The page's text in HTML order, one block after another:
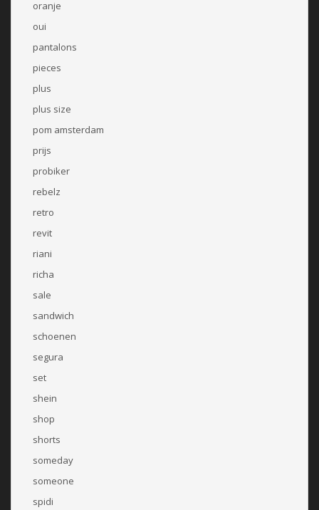
oranje
oui
pantalons
pieces
plus
plus size
pom amsterdam
prijs
probiker
rebelz
retro
revit
riani
richa
sale
sandwich
schoenen
segura
set
shein
shop
shorts
someday
someone
spidi